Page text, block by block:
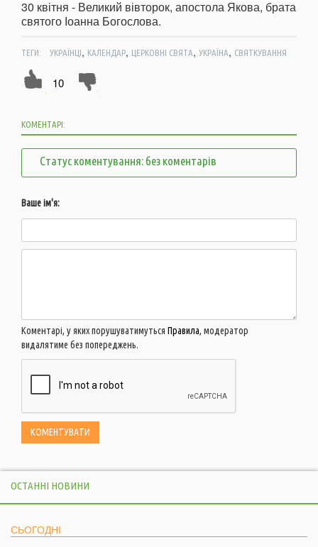
30 квітня - Великий вівторок, апостола Якова, брата
святого Іоанна Богослова.
ТЕГИ: УКРАЇНЦІ, КАЛЕНДАР, ЦЕРКОВНІ СВЯТА, УКРАЇНА, СВЯТКУВАННЯ
10
КОМЕНТАРІ:
Статус коментування: без коментарів
Ваше ім'я:
Коментарі, у яких порушуватимуться Правила, модератор
видалятиме без попереджень.
ОСТАННІ НОВИНИ
СЬОГОДНІ